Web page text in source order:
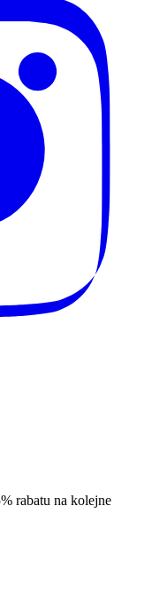
rabatu na kolejne